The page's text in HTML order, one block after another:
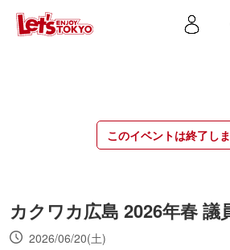
このイベントは終了し
カクワカ広島 2026年春 議
2026/06/20(土)